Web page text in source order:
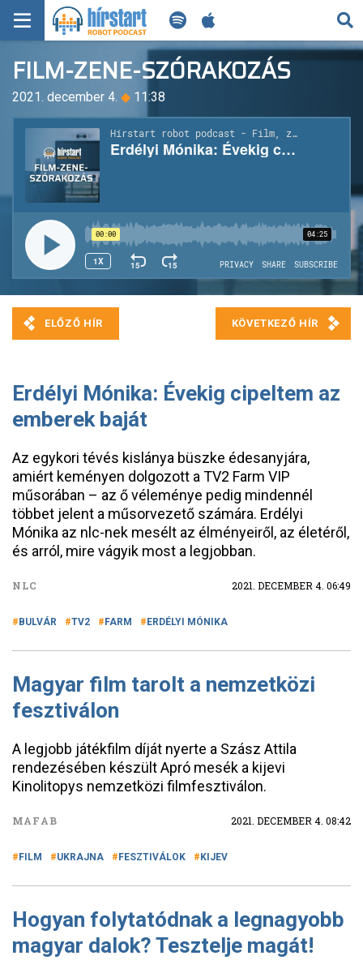
KERESÉS
KEZDŐLAP
FRISS HÍREK
TECH HÍREK
FILM-ZENE-SZÓRAKOZÁS
PLAYLIST
MI AZ A ROBOT PODCAST?
FILM-ZENE-SZÓRAKOZÁS
2021. december 4. ◆ 11:38
Erdélyi Mónika: Évekig cipeltem az
emberek baját
Az egykori tévés kislánya büszke édesanyjára,
amiért keményen dolgozott a TV2 Farm VIP
műsorában – az ő véleménye pedig mindennél
többet jelent a műsorvezető számára. Erdélyi
Mónika az nlc-nek mesélt az élményeiről, az életéről,
és arról, mire vágyik most a legjobban.
NLC 2021. DECEMBER 4. 06:49
BULVÁR TV2 FARM ERDÉLYI MÓNIKA
Magyar film tarolt a nemzetközi
fesztiválon
A legjobb játékfilm díját nyerte a Szász Attila
rendezésében készült Apró mesék a kijevi
Kinolitopys nemzetközi filmfesztiválon.
MAFAB 2021. DECEMBER 4. 08:42
FILM UKRAJNA FESZTIVÁLOK KIJEV
Hogyan folytatódnak a legnagyobb
magyar dalok? Tesztelje magát!